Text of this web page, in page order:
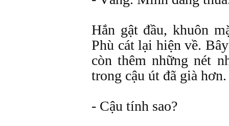
Hắn gật đầu, khuôn
Phù cát lại hiện về.
còn thêm những nét
trong cậu út đã già hơn.
- Cậu tính sao?